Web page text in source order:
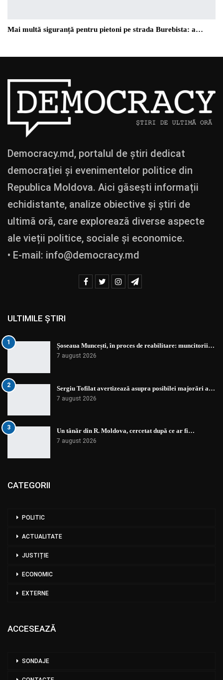
Mai multă siguranță pentru pietoni pe strada Burebista: a…
Democracy.md, portalul de știri dedicat
democrației și evenimentelor politice din
Republica Moldova. Aici găsești informații
echidistante, analize obiective și știri de
ultimă oră, care explorează diverse aspecte
ale vieții politice, sociale și economice.
• E-mail: info@democracy.md
ULTIMILE ȘTIRI
1 Șoseaua Muncești, în proces de reabilitare: muncitorii…
7 august 2026
2 Sergiu Tofilat avertizează asupra posibilei majorări a…
7 august 2026
3 Un tânăr din R. Moldova, cercetat după ce ar fi…
7 august 2026
CATEGORII
POLITIC
ACTUALITATE
JUSTIȚIE
ECONOMIC
EXTERNE
ACCESEAZĂ
SONDAJE